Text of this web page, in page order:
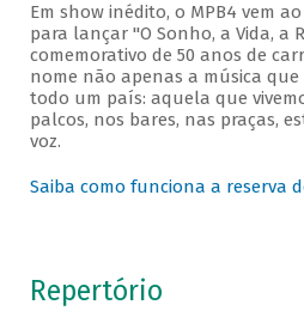
Em show inédito, o MPB4 vem
para lançar "O Sonho, a Vida, a
comemorativo de 50 anos de
nome não apenas a música
todo um país: aquela que
palcos, nos bares, nas praças,
voz.
Saiba como funciona a reserva
Repertório